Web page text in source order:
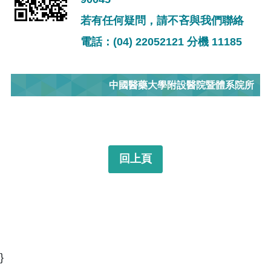
若有任何疑問，請不吝與我們聯絡
電話：(04) 22052121 分機 11185
中國醫藥大學附設醫院暨體系院所
回上頁
}